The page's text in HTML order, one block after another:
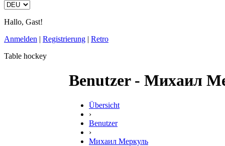
Hallo, Gast!
Anmelden | Registrierung | Retro
Table hockey
Benutzer - Михаил
Übersicht
›
Benutzer
›
Михаил Меркуль